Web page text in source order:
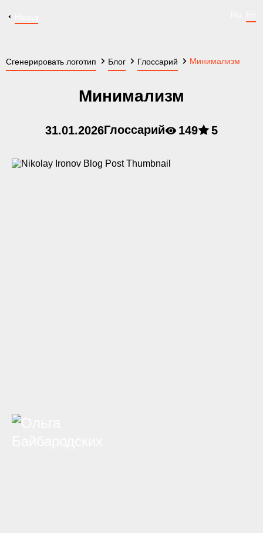
Сгенерировать логотип Блог Глоссарий Минимализм
Минимализм
31.01.2026Глоссарий 149 5